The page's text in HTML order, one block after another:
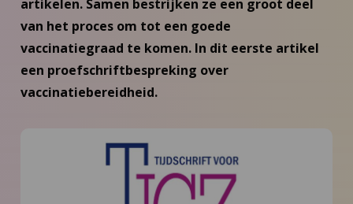
artikelen. Samen bestrijken ze een groot deel
van het proces om tot een goede
vaccinatiegraad te komen. In dit eerste artikel
een proefschriftbespreking over
vaccinatiebereidheid.